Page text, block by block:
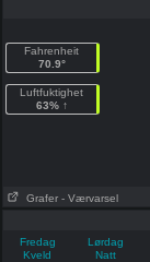
Fahrenheit
70.9°
Luftfuktighet
63% ↑
Grafer - Værvarsel
Fredag
Kveld
Lørdag
Natt